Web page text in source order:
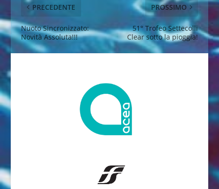
PRECEDENTE
Nuoto Sincronizzato:
Novità Assoluta!!!
PROSSIMO
51° Trofeo Settecolli
Clear sotto la pioggia!